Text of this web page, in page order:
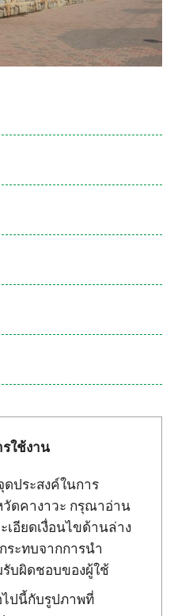
ใช้งาน
ประสงค์ในการ
วัดคางาวะ กรุณาอ่าน
เอียดเงื่อนไขด้านล่าง
ะทบจากการนำ
บผิดชอบของผู้ใช้
ไปนี้กับรูปภาพที่